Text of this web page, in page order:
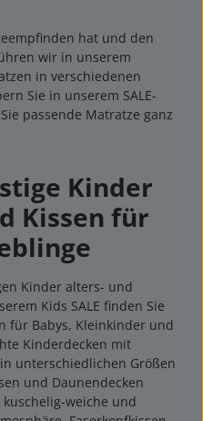
hat und den
wir in unserem
in verschiedenen
Sie in unserem SALE-
passende Matratze ganz
Kinder
Kissen für
Kinder alters- und
Kids SALE finden Sie
für Babys, Kleinkinder und
Kinderdecken mit
unterschiedlichen Größen
und Daunendecken
weiche und